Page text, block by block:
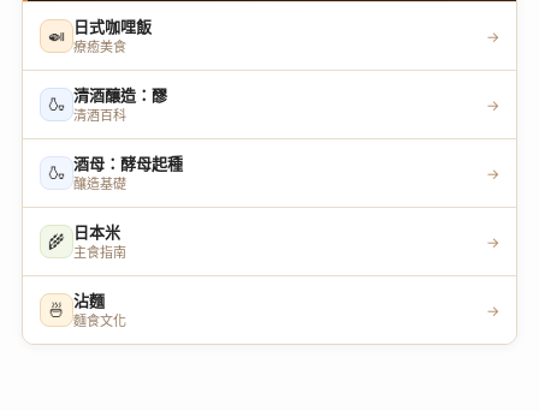
🍛 日式咖哩飯
療癒美食
→
🍶 清酒釀造：醪
清酒百科
→
🍶 酒母：酵母起種
釀造基礎
→
🌾 日本米
主食指南
→
🍜 沾麵
麵食文化
→